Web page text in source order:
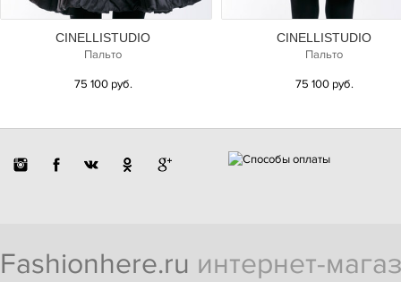
CINELLISTUDIO
Пальто
75 100 руб.
CINELLISTUDIO
Пальто
75 100 руб.
Fashionhere.ru интернет-